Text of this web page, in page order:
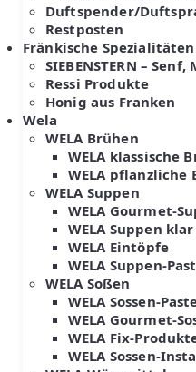
Duftspender/
Restposten
Fränkische Spezialitäten
SIEBENSTERN –
Ressi Produkte
Honig aus Franken
Wela
WELA Brühen
WELA klassische
WELA pflanzliche
WELA Suppen
WELA Gourmet-
WELA Suppen
WELA Eintöpfe
WELA Suppen-
WELA Soßen
WELA Sossen-
WELA Gourmet-
WELA Fix-
WELA Sossen-